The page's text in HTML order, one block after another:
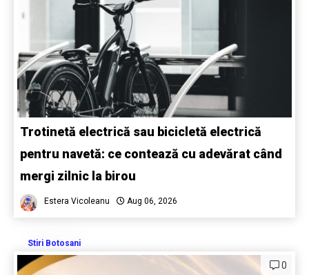
Trotinetă electrică sau bicicletă electrică
pentru navetă: ce contează cu adevărat când
mergi zilnic la birou
Estera Vicoleanu Aug 06, 2026
Stiri Botosani
0